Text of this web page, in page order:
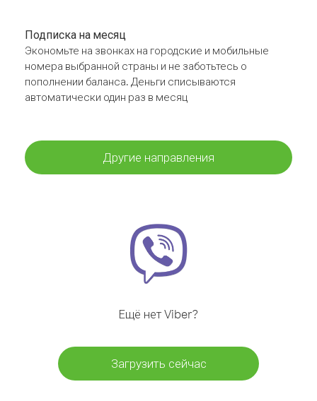
Подписка на месяц
Экономьте на звонках на городские и мобильные
номера выбранной страны и не заботьтесь о
пополнении баланса. Деньги списываются
автоматически один раз в месяц
Другие направления
Ещё нет Viber?
Загрузить сейчас